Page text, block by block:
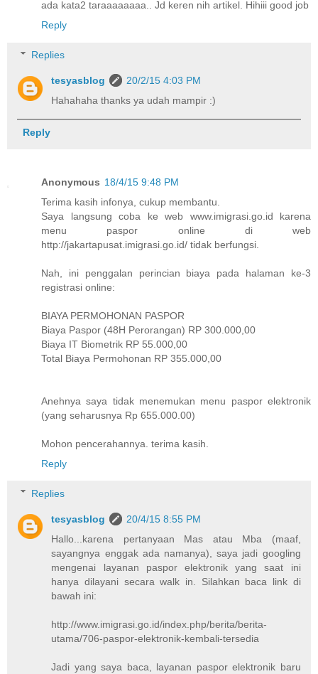
ada kata2 taraaaaaaaa.. Jd keren nih artikel. Hihiii good job
Reply
Replies
tesyasblog
20/2/15 4:03 PM
Hahahaha thanks ya udah mampir :)
Reply
Anonymous 18/4/15 9:48 PM
Terima kasih infonya, cukup membantu.
Saya langsung coba ke web www.imigrasi.go.id karena
menu paspor online di web
http://jakartapusat.imigrasi.go.id/ tidak berfungsi.
Nah, ini penggalan perincian biaya pada halaman ke-3
registrasi online:
BIAYA PERMOHONAN PASPOR
Biaya Paspor (48H Perorangan) RP 300.000,00
Biaya IT Biometrik RP 55.000,00
Total Biaya Permohonan RP 355.000,00
Anehnya saya tidak menemukan menu paspor elektronik
(yang seharusnya Rp 655.000.00)
Mohon pencerahannya. terima kasih.
Reply
Replies
tesyasblog
20/4/15 8:55 PM
Hallo...karena pertanyaan Mas atau Mba (maaf,
sayangnya enggak ada namanya), saya jadi googling
mengenai layanan paspor elektronik yang saat ini
hanya dilayani secara walk in. Silahkan baca link di
bawah ini:
http://www.imigrasi.go.id/index.php/berita/berita-
utama/706-paspor-elektronik-kembali-tersedia
Jadi yang saya baca, layanan paspor elektronik baru